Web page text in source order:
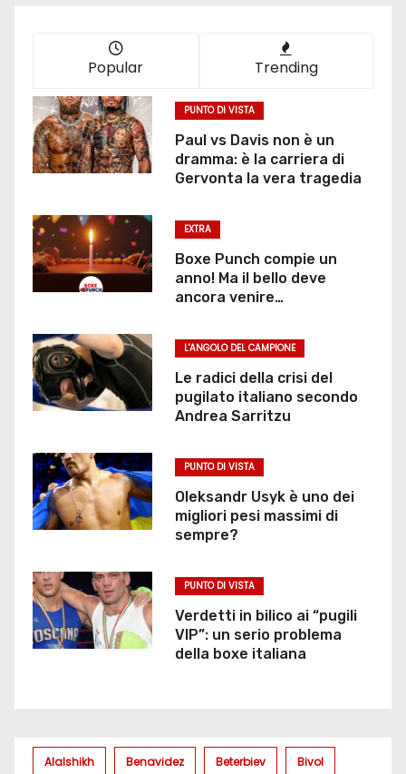
o
n
e
d
e
g
l
i
a
r
i
c
l
i
Popular Trending
PUNTO DI VISTA
Paul vs Davis non è un
dramma: è la carriera di
Gervonta la vera tragedia
EXTRA
Boxe Punch compie un
anno! Ma il bello deve
ancora venire…
L'ANGOLO DEL CAMPIONE
Le radici della crisi del
pugilato italiano secondo
Andrea Sarritzu
PUNTO DI VISTA
Oleksandr Usyk è uno dei
migliori pesi massimi di
sempre?
PUNTO DI VISTA
Verdetti in bilico ai “pugili
VIP”: un serio problema
della boxe italiana
Alalshikh Benavidez Beterbiev Bivol